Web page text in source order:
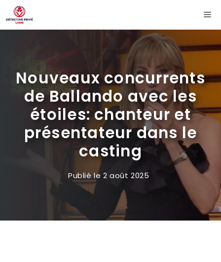
Aller
au
contenu
Nouveaux concurrents
de Ballando avec les
étoiles: chanteur et
présentateur dans le
casting
Publié le 2 août 2025